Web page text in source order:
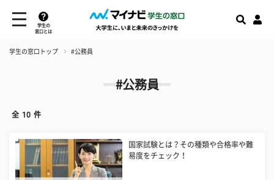
学生の
窓口とは
学生の窓口トップ #公務員
#公務員
全 10 件
国家試験とは？その種類や合格率や難
易度をチェック！